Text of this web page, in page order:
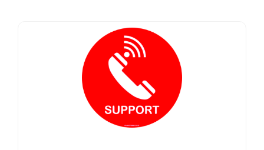
mehrere
Varianten
auf.
Die
Optionen
können